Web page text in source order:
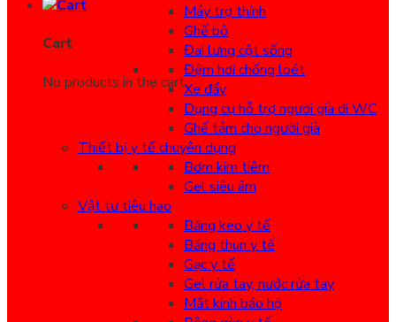
Cart
No products in the cart.
Máy trợ thính
Ghế bô
Đai lưng cột sống
Đệm hơi chống loét
Xe đẩy
Dụng cụ hỗ trợ người già đi WC
Ghế tắm cho người già
Thiết bị y tế chuyên dụng
Bơm kim tiêm
Gel siêu âm
Vật tư tiêu hao
Băng keo y tế
Băng thun y tế
Gạc y tế
Gel rửa tay, nước rửa tay
Mắt kính bảo hộ